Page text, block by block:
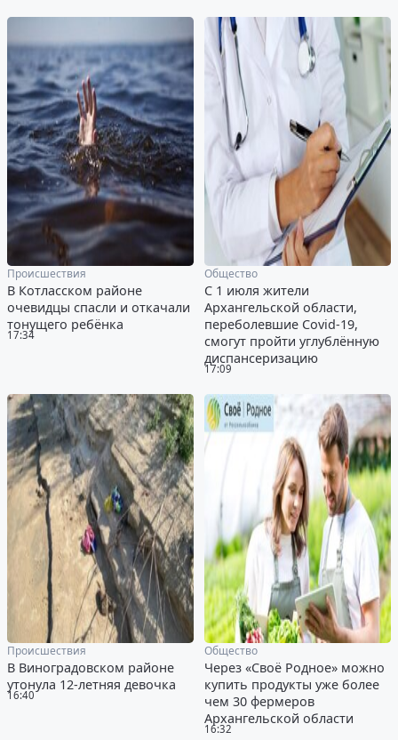
17:34
Происшествия
В Котласском районе
очевидцы спасли и откачали
тонущего ребёнка
17:09
Общество
С 1 июля жители
Архангельской области,
переболевшие Covid-19,
смогут пройти углублённую
диспансеризацию
16:40
Происшествия
В Виноградовском районе
утонула 12-летняя девочка
16:32
Общество
Через «Своё Родное» можно
купить продукты уже более
чем 30 фермеров
Архангельской области